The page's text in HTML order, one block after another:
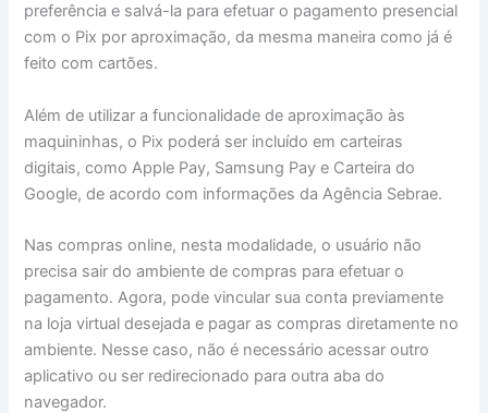
preferência e salvá-la para efetuar o pagamento presencial
com o Pix por aproximação, da mesma maneira como já é
feito com cartões.
Além de utilizar a funcionalidade de aproximação às
maquininhas, o Pix poderá ser incluído em carteiras
digitais, como Apple Pay, Samsung Pay e Carteira do
Google, de acordo com informações da Agência Sebrae.
Nas compras online, nesta modalidade, o usuário não
precisa sair do ambiente de compras para efetuar o
pagamento. Agora, pode vincular sua conta previamente
na loja virtual desejada e pagar as compras diretamente no
ambiente. Nesse caso, não é necessário acessar outro
aplicativo ou ser redirecionado para outra aba do
navegador.